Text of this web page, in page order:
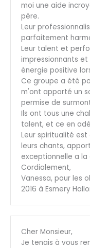
moi une aide
père.
Leur
parfaitement
Leur talent et
impressionnants
énergie positive
Ce groupe a été
m'ont apporté un
permise de
Ils ont tous une
talent, et ce en
Leur spiritualité
leurs chants,
exceptionnelle a la
Cordialement,
Vanessa, pour les
2016 à Esmery
Cher Monsieur,
Je tenais à vous